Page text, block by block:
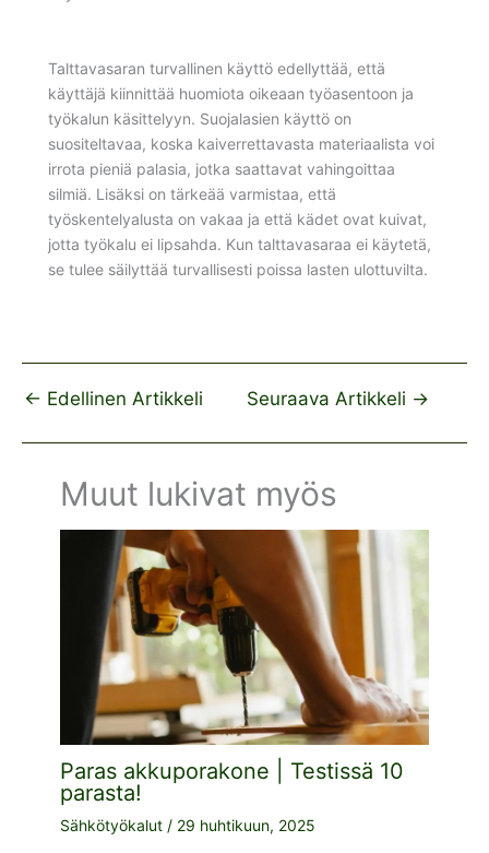
Talttavasaran turvallinen käyttö edellyttää, että
käyttäjä kiinnittää huomiota oikeaan työasentoon ja
työkalun käsittelyyn. Suojalasien käyttö on
suositeltavaa, koska kaiverrettavasta materiaalista voi
irrota pieniä palasia, jotka saattavat vahingoittaa
silmiä. Lisäksi on tärkeää varmistaa, että
työskentelyalusta on vakaa ja että kädet ovat kuivat,
jotta työkalu ei lipsahda. Kun talttavasaraa ei käytetä,
se tulee säilyttää turvallisesti poissa lasten ulottuvilta.
← Edellinen Artikkeli Seuraava Artikkeli →
Muut lukivat myös
Paras akkuporakone | Testissä 10
parasta!
Sähkötyökalut / 29 huhtikuun, 2025